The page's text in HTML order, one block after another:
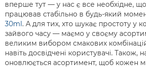
вперше тут — у нас є все необхідне,
працював стабільно в будь-який
30ml. А для тих, хто шукає простоту у
зайвого часу — маємо у своєму
великим вибором смакових
навіть досвідчені користувачі. Також,
оновлюється асортимент, щоб кожен